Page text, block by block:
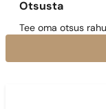
Otsusta
Tee oma otsus